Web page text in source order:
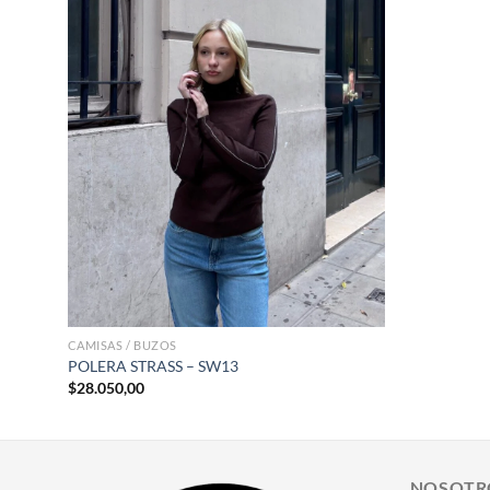
+
CAMISAS / BUZOS
POLERA STRASS – SW13
$28.050,00